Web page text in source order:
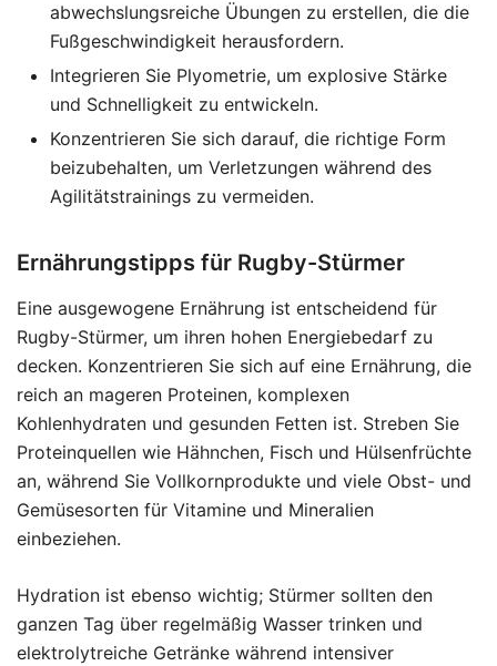
abwechslungsreiche Übungen zu erstellen, die die
Fußgeschwindigkeit herausfordern.
Integrieren Sie Plyometrie, um explosive Stärke
und Schnelligkeit zu entwickeln.
Konzentrieren Sie sich darauf, die richtige Form
beizubehalten, um Verletzungen während des
Agilitätstrainings zu vermeiden.
Ernährungstipps für Rugby-Stürmer
Eine ausgewogene Ernährung ist entscheidend für
Rugby-Stürmer, um ihren hohen Energiebedarf zu
decken. Konzentrieren Sie sich auf eine Ernährung, die
reich an mageren Proteinen, komplexen
Kohlenhydraten und gesunden Fetten ist. Streben Sie
Proteinquellen wie Hähnchen, Fisch und Hülsenfrüchte
an, während Sie Vollkornprodukte und viele Obst- und
Gemüsesorten für Vitamine und Mineralien
einbeziehen.
Hydration ist ebenso wichtig; Stürmer sollten den
ganzen Tag über regelmäßig Wasser trinken und
elektrolytreiche Getränke während intensiver